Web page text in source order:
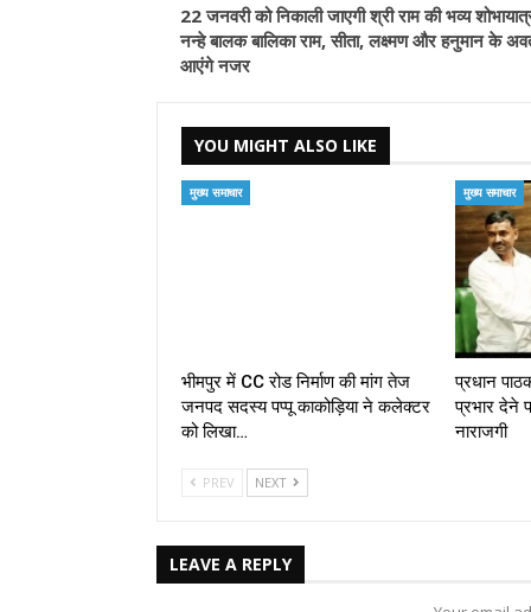
22 जनवरी को निकाली जाएगी श्री राम की भव्य
नन्हे बालक बालिका राम, सीता, लक्ष्मण और हनुमान के
आएंगे नजर
YOU MIGHT ALSO LIKE
मुख्य समाचार
भीमपुर में CC रोड निर्माण की मांग तेज
जनपद सदस्य पप्पू काकोड़िया ने कलेक्टर
को लिखा…
मुख्य समाचार
प्रधान
प्रभार देने
नाराजगी
PREV NEXT
LEAVE A REPLY